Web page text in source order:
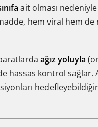
ait olması nedeniyle
hem viral hem
ağız yoluyla
hassas kontrol